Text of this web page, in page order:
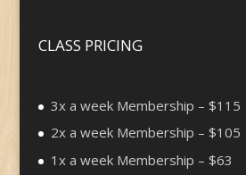
CLASS PRICING
3x a week Membership – $115
2x a week Membership – $105
1x a week Membership – $63